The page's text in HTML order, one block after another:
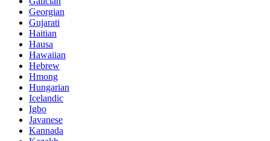
Georgian
Gujarati
Haitian
Hausa
Hawaiian
Hebrew
Hmong
Hungarian
Icelandic
Igbo
Javanese
Kannada